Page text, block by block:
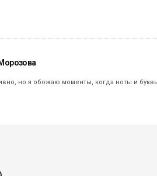
но я обожаю моменты, когда ноты и